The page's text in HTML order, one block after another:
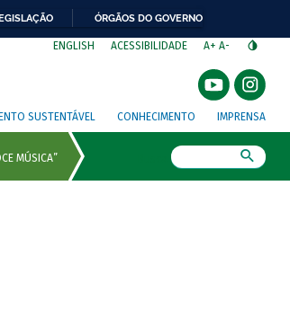
ÓRGÃOS DO GOVERNO
ENGLISH ACESSIBILIDADE A+ A-
SUSTENTÁVEL CONHECIMENTO IMPRENSA